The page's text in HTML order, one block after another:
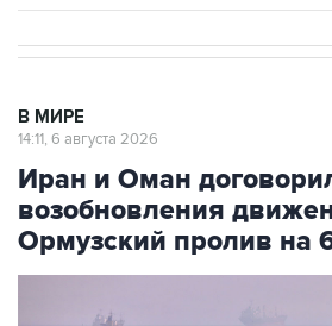
В МИРЕ
14:11, 6 августа 2026
Иран и Оман
возобновления
Ормузский пролив на